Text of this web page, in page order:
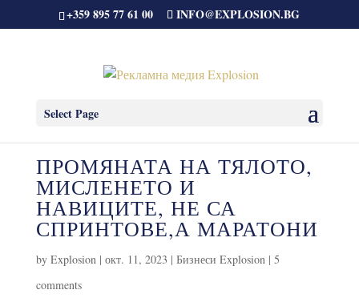
+359 895 77 61 00 INFO@EXPLOSION.BG
Select Page
ПРОМЯНАТА НА ТЯЛОТО,
МИСЛЕНЕТО И
НАВИЦИТЕ, НЕ СА
СПРИНТОВЕ,А МАРАТОНИ
by Explosion| окт. 11, 2023 | Бизнеси Explosion| 5
comments